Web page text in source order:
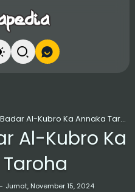
Al-Kubro Ka Annaka Taroha
Jumat, November 15, 2024
Al-Kubro Ka